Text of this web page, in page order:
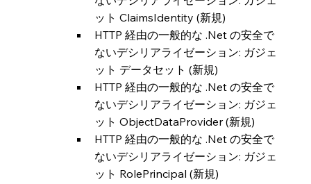
ット ClaimsIdentity (新規)
HTTP 経由の一般的な .Net の安全で
ないデシリアライゼーション: ガジェ
ット データセット (新規)
HTTP 経由の一般的な .Net の安全で
ないデシリアライゼーション: ガジェ
ット ObjectDataProvider (新規)
HTTP 経由の一般的な .Net の安全で
ないデシリアライゼーション: ガジェ
ット RolePrincipal (新規)